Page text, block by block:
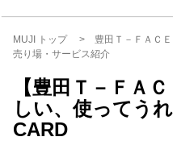
MUJI トップ 豊田Ｔ－ＦＡＣＥ
売り場・サービス紹介
【豊田Ｔ－ＦＡ
しい、使ってう
CARD